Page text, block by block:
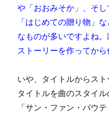
や「おおみそか」、そ
「はじめての贈り物」
なものが多いですよね
ストーリーを作ってか
いや、タイトルからスト
タイトルを曲のスタイル
「サン・ファン・バウ